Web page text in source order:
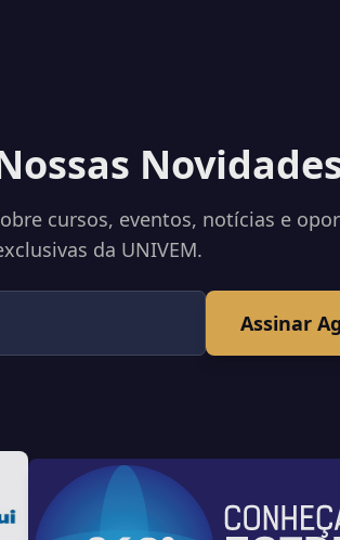
cursos, eventos, notícias e
da UNIVEM.
Assinar